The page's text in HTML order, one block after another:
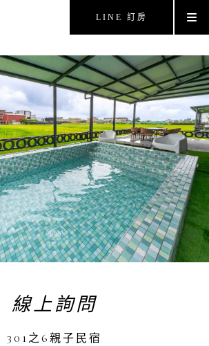
LINE 訂房
線上詢問
301之6親子民宿